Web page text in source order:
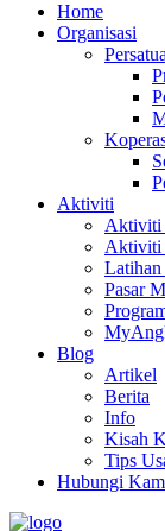
Home
Organisasi
Aktiviti
Aktiviti
Aktiviti
Pasar
Blog
Artikel
Berita
Info
Kisah
Tips
Hubungi